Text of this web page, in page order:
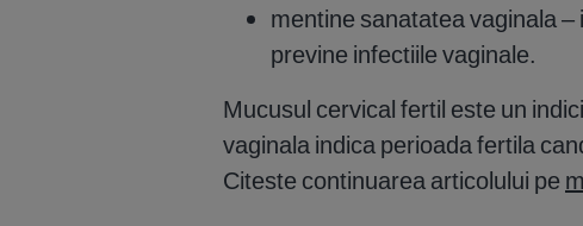
mentine sanatatea vaginala
previne infectiile vaginale.
Mucusul cervical fertil este un
vaginala indica perioada fertila
Citeste continuarea articolului pe